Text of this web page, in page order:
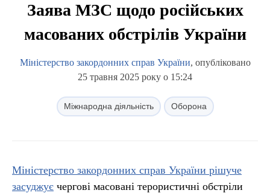
Заява МЗС щодо російських
масованих обстрілів України
Міністерство закордонних справ України, опубліковано
25 травня 2025 року о 15:24
Міжнародна діяльність Оборона
Міністерство закордонних справ України рішуче
засуджує чергові масовані терористичні обстріли